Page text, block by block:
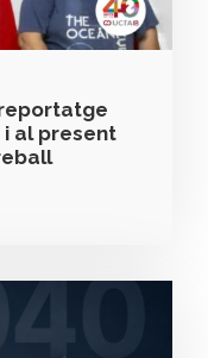
i al present